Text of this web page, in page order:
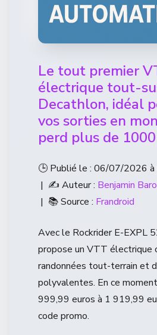
Le tout premier
électrique tout-
Decathlon, idéal
vos sorties en
perd plus de
🕒 Publié le : 06/07/2026 à
| ✍️ Auteur : Benjamin
| 📚 Source : Frandroid
Avec le Rockrider E-EXPL
propose un VTT électrique
randonnées tout-terrain et
polyvalentes. En ce
999,99 euros à 1 919,99
code promo.